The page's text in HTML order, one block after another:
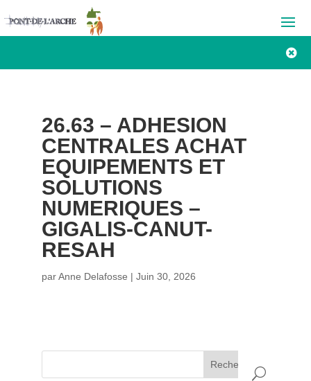

26.63 – ADHESION
CENTRALES ACHAT
EQUIPEMENTS ET
SOLUTIONS
NUMERIQUES –
GIGALIS-CANUT-
RESAH
parAnne Delafosse | Juin 30, 2026
Rechercher